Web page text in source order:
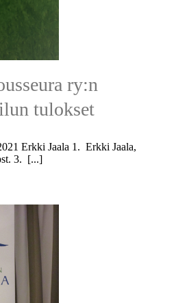
ry:n
tulokset
Erkki Jaala 1. Erkki Jaala,
3. [...]